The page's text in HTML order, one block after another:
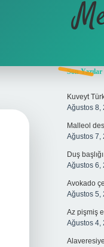
Son Yazılar
Kuveyt
Ağustos 8,
Malleol
Ağustos 7,
Duş
Ağustos 6,
Avokado
Ağustos 5,
Az pişmiş
Ağustos 4,